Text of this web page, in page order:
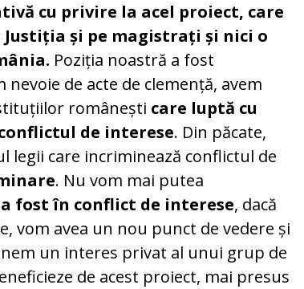
cu privire la acel proiect, care
Justiția și pe magistrați și nici o
Poziția noastră a fost
de acte de clemență, avem
românești care luptă cu
de interese. Din păcate,
legii care incriminează conflictul de
. Nu vom mai putea
fost în conflict de interese, dacă
vom avea un nou punct de vedere și
un interes privat al unui grup de
de acest proiect, mai presus